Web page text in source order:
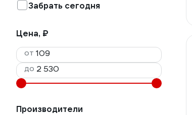
Забрать сегодня
Цена, ₽
от
до
Производители